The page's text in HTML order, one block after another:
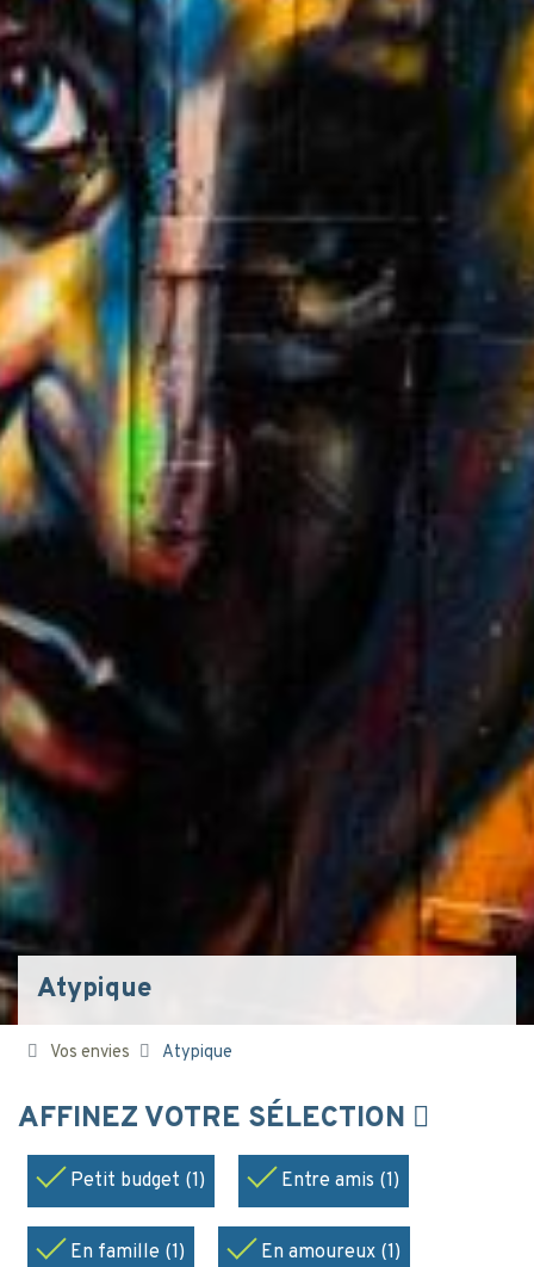
Atypique
Vos envies Atypique
AFFINEZ VOTRE SÉLECTION
Petit budget (1) Entre amis (1)
En famille (1) En amoureux (1)